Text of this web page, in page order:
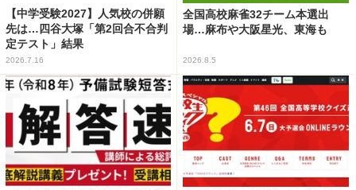
【中学受験2027】人気校の併願
先は…四谷大塚「第2回合不合判
定テスト」結果
2026.7.16
全国高校麻雀32チーム本選出
場…麻布や大阪星光、東海も
2026.8.5